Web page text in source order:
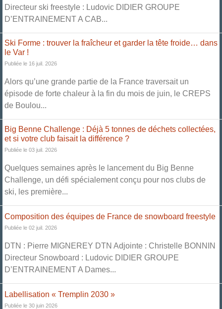
Directeur ski freestyle : Ludovic DIDIER GROUPE
D’ENTRAINEMENT A CAB...
Ski Forme : trouver la fraîcheur et garder la tête froide… dans
le Var !
Publiée le 16 juil. 2026
Alors qu’une grande partie de la France traversait un
épisode de forte chaleur à la fin du mois de juin, le CREPS
de Boulou...
Big Benne Challenge : Déjà 5 tonnes de déchets collectées,
et si votre club faisait la différence ?
Publiée le 03 juil. 2026
Quelques semaines après le lancement du Big Benne
Challenge, un défi spécialement conçu pour nos clubs de
ski, les première...
Composition des équipes de France de snowboard freestyle
Publiée le 02 juil. 2026
DTN : Pierre MIGNEREY DTN Adjointe : Christelle BONNIN
Directeur Snowboard : Ludovic DIDIER GROUPE
D’ENTRAINEMENT A Dames...
Labellisation « Tremplin 2030 »
Publiée le 30 juin 2026